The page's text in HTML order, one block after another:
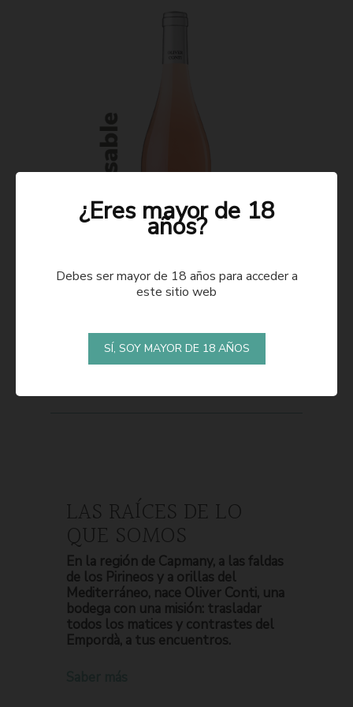
LAS RAÍCES DE LO
QUE SOMOS
En la región de Capmany, a las faldas
de los Pirineos y a orillas del
Mediterráneo, nace Oliver Conti, una
bodega con una misión: trasladar
todos los matices y contrastes del
Empordà, a tus encuentros.
¿Eres mayor de 18
años?
Debes ser mayor de 18 años para acceder a
este sitio web
SÍ, SOY MAYOR DE 18 AÑOS